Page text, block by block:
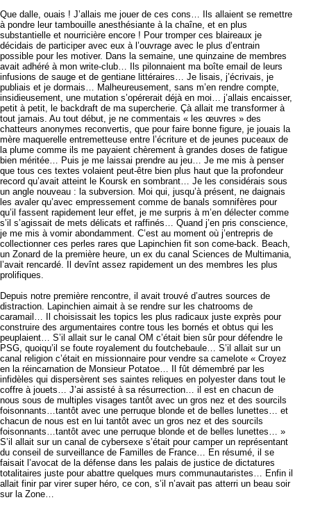
Que dalle, ouais ! J’allais me jouer de ces cons… Ils allaient se remettre
à pondre leur tambouille anesthésiante à la chaîne, et en plus
substantielle et nourricière encore ! Pour tromper ces blaireaux je
décidais de participer avec eux à l’ouvrage avec le plus d’entrain
possible pour les motiver. Dans la semaine, une quinzaine de membres
avait adhéré à mon write-club… Ils pilonnaient ma boîte email de leurs
infusions de sauge et de gentiane littéraires… Je lisais, j’écrivais, je
publiais et je dormais… Malheureusement, sans m’en rendre compte,
insidieusement, une mutation s’opérerait déjà en moi… j’allais encaisser,
petit à petit, le backdraft de ma supercherie. Çà allait me transformer à
tout jamais. Au tout début, je ne commentais « les œuvres » des
chatteurs anonymes reconvertis, que pour faire bonne figure, je jouais la
mère maquerelle entremetteuse entre l’écriture et de jeunes puceaux de
la plume comme ils me payaient chèrement à grandes doses de fatigue
bien méritée… Puis je me laissai prendre au jeu… Je me mis à penser
que tous ces textes volaient peut-être bien plus haut que la profondeur
record qu’avait atteint le Koursk en sombrant… Je les considérais sous
un angle nouveau : la subversion. Moi qui, jusqu’à présent, ne daignais
les avaler qu’avec empressement comme de banals somnifères pour
qu’il fassent rapidement leur effet, je me surpris à m’en délecter comme
s’il s’agissait de mets délicats et raffinés… Quand j’en pris conscience,
je me mis à vomir abondamment. C’est au moment où j’entrepris de
collectionner ces perles rares que Lapinchien fit son come-back. Beach,
un Zonard de la première heure, un ex du canal Sciences de Multimania,
l’avait rencardé. Il devînt assez rapidement un des membres les plus
prolifiques.
Depuis notre première rencontre, il avait trouvé d’autres sources de
distraction. Lapinchien aimait à se rendre sur les chatrooms de
caramail… Il choisissait les topics les plus radicaux juste exprès pour
construire des argumentaires contre tous les bornés et obtus qui les
peuplaient… S’il allait sur le canal OM c’était bien sûr pour défendre le
PSG, quoiqu’il se foute royalement du foutchebaule… S’il allait sur un
canal religion c’était en missionnaire pour vendre sa camelote « Croyez
en la réincarnation de Monsieur Potatoe… Il fût démembré par les
infidèles qui dispersèrent ses saintes reliques en polyester dans tout le
coffre à jouets… J’ai assisté à sa résurrection… il est en chacun de
nous sous de multiples visages tantôt avec un gros nez et des sourcils
foisonnants…tantôt avec une perruque blonde et de belles lunettes… et
chacun de nous est en lui tantôt avec un gros nez et des sourcils
foisonnants…tantôt avec une perruque blonde et de belles lunettes… »
S’il allait sur un canal de cybersexe s’était pour camper un représentant
du conseil de surveillance de Familles de France… En résumé, il se
faisait l’avocat de la défense dans les palais de justice de dictatures
totalitaires juste pour abattre quelques murs communautaristes… Enfin il
allait finir par virer super héro, ce con, s’il n’avait pas atterri un beau soir
sur la Zone…